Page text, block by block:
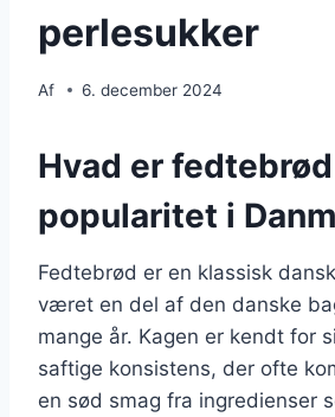
perlesukker
Af 6. december 2024
Hvad er
popularitet i
Fedtebrød er en klassisk
været en del af den danske
mange år. Kagen er kendt for
saftige konsistens, der ofte
en sød smag fra ingredienser